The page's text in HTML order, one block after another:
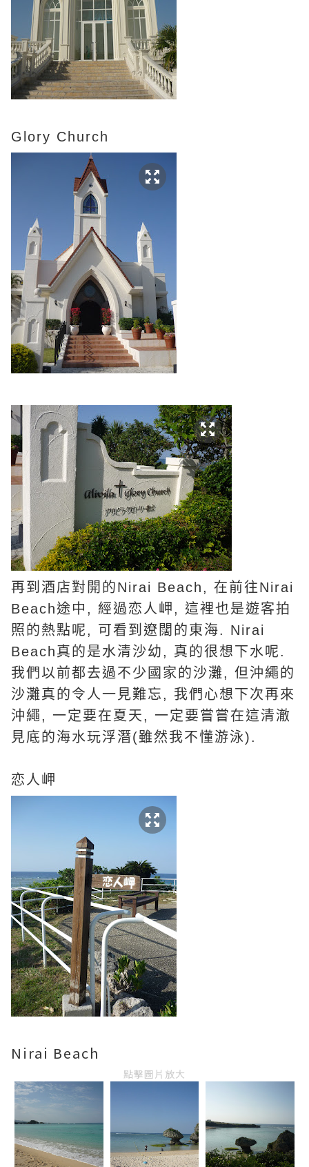
Glory Church
再到酒店對開的Nirai Beach, 在前往Nirai
Beach途中, 經過恋人岬, 這裡也是遊客拍
照的熱點呢, 可看到遼闊的東海. Nirai
Beach真的是水清沙幼, 真的很想下水呢.
我們以前都去過不少國家的沙灘, 但沖繩的
沙灘真的令人一見難忘, 我們心想下次再來
沖繩, 一定要在夏天, 一定要嘗嘗在這清澈
見底的海水玩浮潛(雖然我不懂游泳).
恋 人岬
Nirai Beach
點擊圖片放大